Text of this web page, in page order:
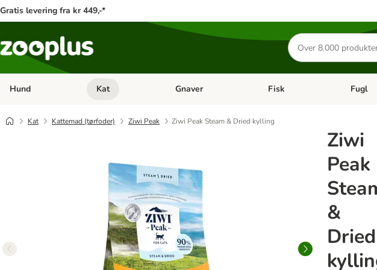
Gratis levering fra kr 449,-*
Søg
efter
produkter
Hund Åben kategori menu: Hund
Kat Åben kategori menu: Kat
Gnaver Åben kategori menu: Gnaver
Fisk Åben
Fugl
Kat Kattemad (tørfoder) Ziwi Peak Ziwi Peak Steam & Dried kylling
Ziwi
Peak
&
Dried